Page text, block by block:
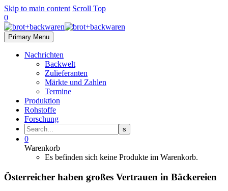
Skip to main content Scroll Top
0
Primary Menu
Nachrichten
Backwelt
Zulieferanten
Märkte und Zahlen
Termine
Produktion
Rohstoffe
Forschung
0
Warenkorb
Es befinden sich keine Produkte im Warenkorb.
Österreicher haben großes Vertrauen in Bäckereien